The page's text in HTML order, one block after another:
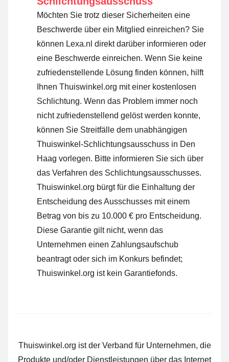
Möchten Sie trotz dieser Sicherheiten eine
Beschwerde über ein Mitglied einreichen? Sie
können Lexa.nl direkt darüber informieren oder
eine Beschwerde einreichen. Wenn Sie keine
zufriedenstellende Lösung finden können, hilft
Ihnen Thuiswinkel.org mit einer kostenlosen
Schlichtung. Wenn das Problem immer noch
nicht zufriedenstellend gelöst werden konnte,
können Sie Streitfälle dem unabhängigen
Thuiswinkel-Schlichtungsausschuss in Den
Haag vorlegen. Bitte informieren Sie sich über
das Verfahren des Schlichtungsausschusses.
Thuiswinkel.org bürgt für die Einhaltung der
Entscheidung des Ausschusses mit einem
Betrag von bis zu 10.000 € pro Entscheidung.
Diese Garantie gilt nicht, wenn das
Unternehmen einen Zahlungsaufschub
beantragt oder sich im Konkurs befindet;
Thuiswinkel.org ist kein Garantiefonds.
Thuiswinkel.org ist der Verband für Unternehmen, die
Produkte und/oder Dienstleistungen über das Internet